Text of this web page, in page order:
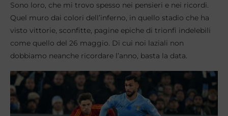
Sono loro, che mi trovo spesso nei pensieri e nei ricordi.
Quel muro dai colori dell’inferno, in quello stadio che ha
visto vittorie, sconfitte, pagine epiche di trionfi indelebili
come quello del 26 maggio. Di cui noi laziali non
dobbiamo neanche ricordare l’anno, basta la data.